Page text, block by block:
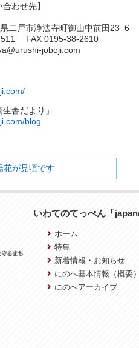
わせ先】
二戸市浄法寺町御山中前田23−6
FAX 0195-38-2610
joboji.com
舎だより」
blog
花が見頃です
いわてのてっぺん「
ホーム
特集
新着情報・お知らせ
にのへ基本情報（概要）
にのへアーカイブ